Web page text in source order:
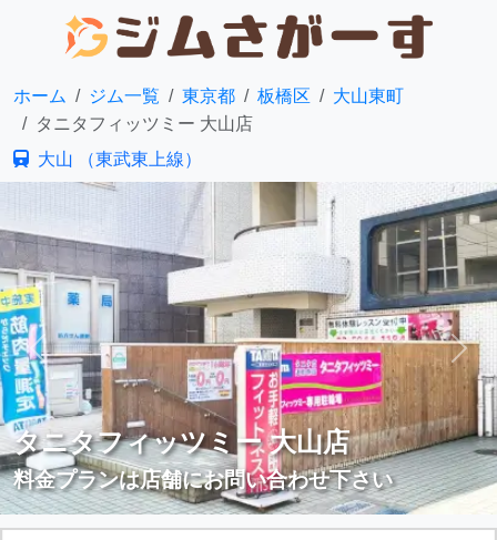
ホーム ジム一覧 東京都 板橋区
大山東町
タニタフィッツミー 大山店
大山 （東武東上線）
タニタフィッツミー 大山店
料金プランは店舗にお問い合わせ下さい
前へ 次へ